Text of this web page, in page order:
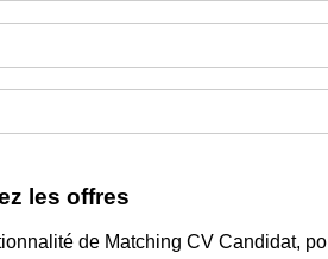
les offres
de Matching CV Candidat,